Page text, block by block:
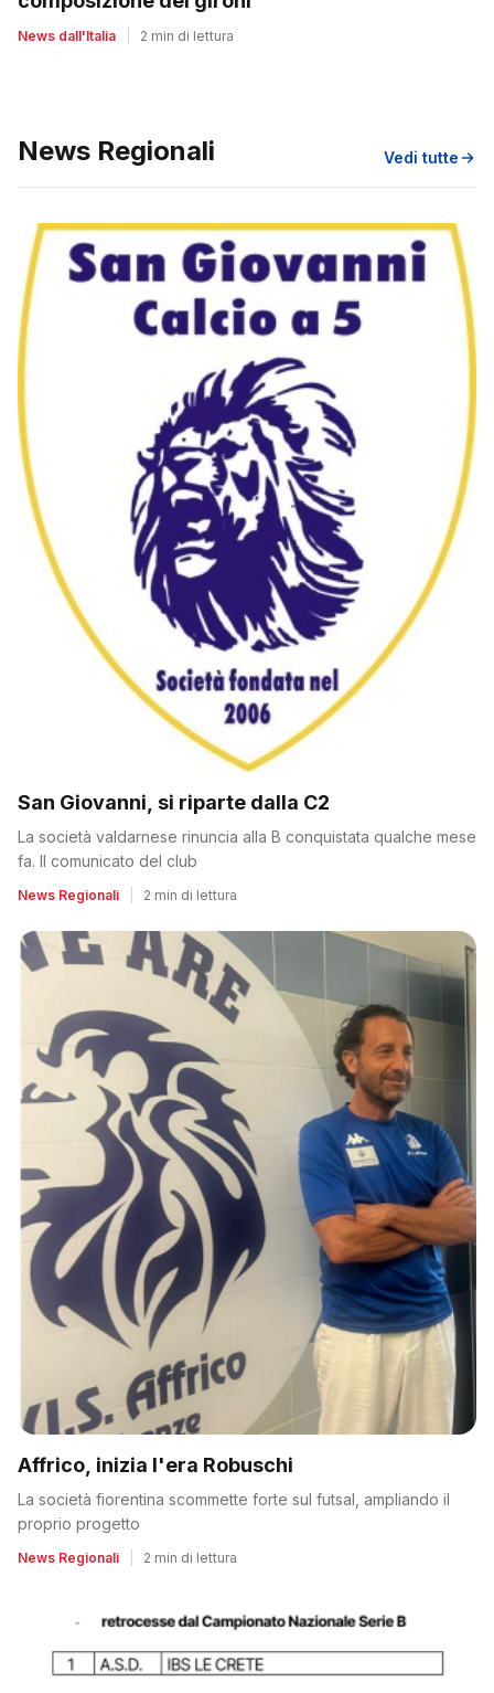
News dall'Italia 2 min di lettura
News Regionali Vedi tutte
San Giovanni, si riparte dalla C2
La società valdarnese rinuncia alla B conquistata qualche mese
fa. Il comunicato del club
News Regionali 2 min di lettura
Affrico, inizia l'era Robuschi
La società fiorentina scommette forte sul futsal, ampliando il
proprio progetto
News Regionali 2 min di lettura